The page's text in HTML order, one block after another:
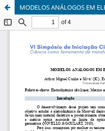
MODELOS ANÁLOGOS EM